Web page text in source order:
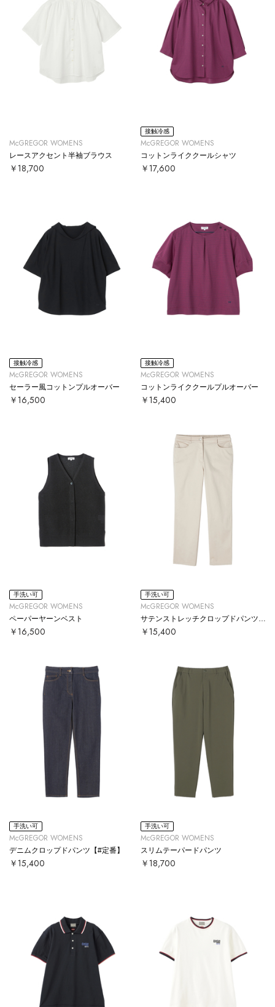
McGREGOR WOMENS
レースアクセント半袖ブラウス
￥18,700
接触冷感
McGREGOR WOMENS
コットンライククールシャツ
￥17,600
接触冷感
McGREGOR WOMENS
セーラー風コットンプルオーバー
￥16,500
接触冷感
McGREGOR WOMENS
コットンライククールプルオーバー
￥15,400
手洗い可
McGREGOR WOMENS
ペーパーヤーンベスト
￥16,500
手洗い可
McGREGOR WOMENS
サテンストレッチクロップドパンツ【#定番】
￥15,400
手洗い可
McGREGOR WOMENS
デニムクロップドパンツ【#定番】
￥15,400
手洗い可
McGREGOR WOMENS
スリムテーパードパンツ
￥18,700